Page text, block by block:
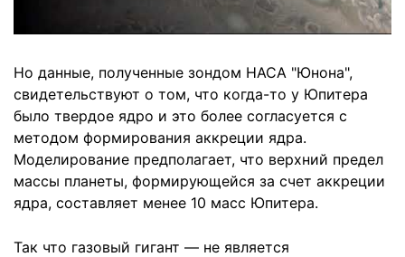
Но данные, полученные зондом НАСА "Юнона",
свидетельствуют о том, что когда-то у Юпитера
было твердое ядро и это более согласуется с
методом формирования аккреции ядра.
Моделирование предполагает, что верхний предел
массы планеты, формирующейся за счет аккреции
ядра, составляет менее 10 масс Юпитера.
Так что газовый гигант — не является